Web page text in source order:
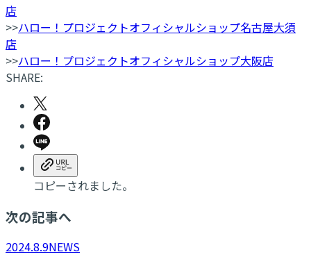
店
>>ハロー！プロジェクトオフィシャルショップ名古屋大須
店
>>ハロー！プロジェクトオフィシャルショップ大阪店
SHARE:
コピーされました。
次の記事へ
2024.8.9NEWS